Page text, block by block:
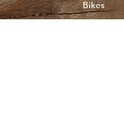
Bikes
E-Bike Online